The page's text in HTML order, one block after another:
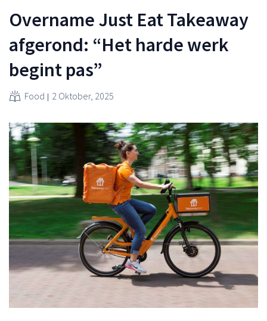
Overname Just Eat Takeaway
afgerond: “Het harde werk
begint pas”
Food 2 Oktober, 2025